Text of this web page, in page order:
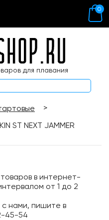
для плавания
0
>
ST NEXT JAMMER
в интернет-
от 1 до 2
нами, пишите в
45-54